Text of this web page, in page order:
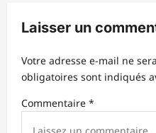
o
n
d
’
Laisser un
Votre adresse e-mail ne
obligatoires sont indiqués
Commentaire *